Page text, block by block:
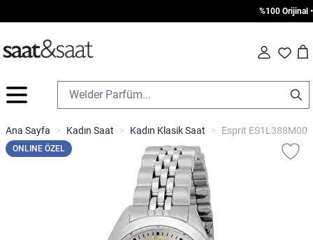
%100 Orijinal •
Fav Cart
İçeriğe geç
Ana Sayfa > Kadın Saat > Kadın Klasik Saat > Esprit
ONLINE ÖZEL